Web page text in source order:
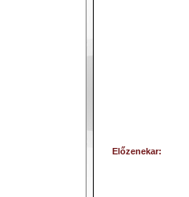
Előzenekar: